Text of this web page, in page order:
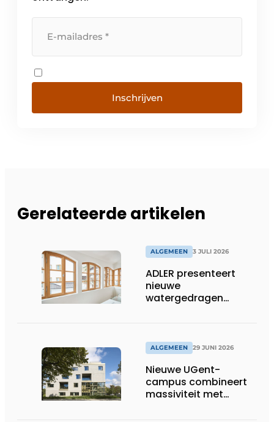
Inschrijven
Gerelateerde artikelen
ALGEMEEN 3 JULI 2026
ADLER presenteert
nieuwe
watergedragen
ALGEMEEN 29 JUNI 2026
Nieuwe UGent-
campus combineert
massiviteit met